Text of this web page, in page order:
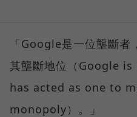
「Google是一位壟斷者
其壟斷地位（Google
has acted as one to
monopoly）。」